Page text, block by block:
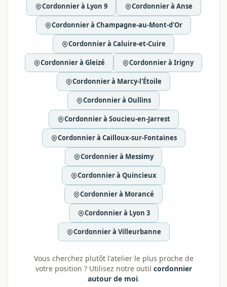
Cordonnier à Lyon 9 Cordonnier à Anse
Cordonnier à Champagne-au-Mont-d'Or
Cordonnier à Caluire-et-Cuire
Cordonnier à Gleizé Cordonnier à Irigny
Cordonnier à Marcy-l'Étoile
Cordonnier à Oullins
Cordonnier à Soucieu-en-Jarrest
Cordonnier à Cailloux-sur-Fontaines
Cordonnier à Messimy
Cordonnier à Quincieux
Cordonnier à Morancé
Cordonnier à Lyon 3
Cordonnier à Villeurbanne
Vous cherchez plutôt l'atelier le plus proche de
votre position ? Utilisez notre outil cordonnier
autour de moi.